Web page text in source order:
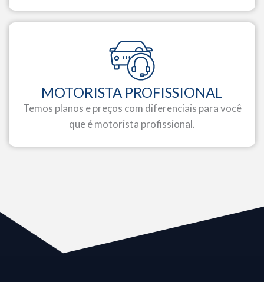
MOTORISTA PROFISSIONAL
Temos planos e preços com diferenciais para você
que é motorista profissional.